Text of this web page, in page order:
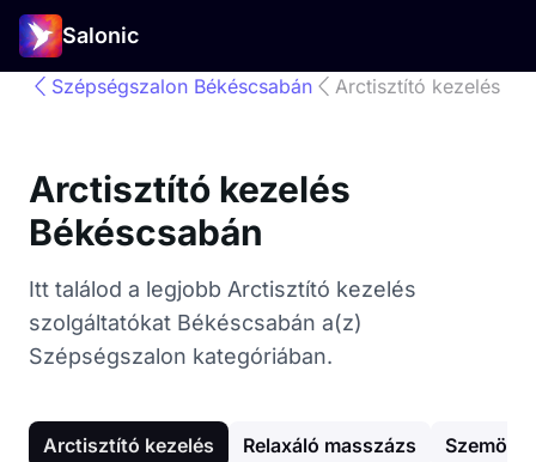
Salonic
Szépségszalon Békéscsabán Arctisztító kezelés
Arctisztító kezelés
Békéscsabán
Itt találod a legjobb Arctisztító kezelés
szolgáltatókat Békéscsabán a(z)
Szépségszalon kategóriában.
Arctisztító kezelés Relaxáló masszázs